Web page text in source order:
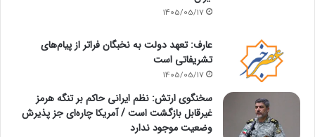
1405/05/17
عارف: تعهد دولت به نخبگان فراتر از پیام‎‌های
تشریفاتی است
1405/05/17
سخنگوی ارتش: نظم ایرانی حاکم بر تنگه هرمز
غیرقابل بازگشت است / آمریکا چاره‌ای جز پذیرش
وضعیت موجود ندارد